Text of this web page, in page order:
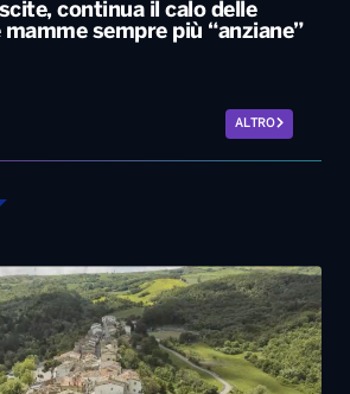
continua il calo delle
sempre più “anziane”
ALTRO